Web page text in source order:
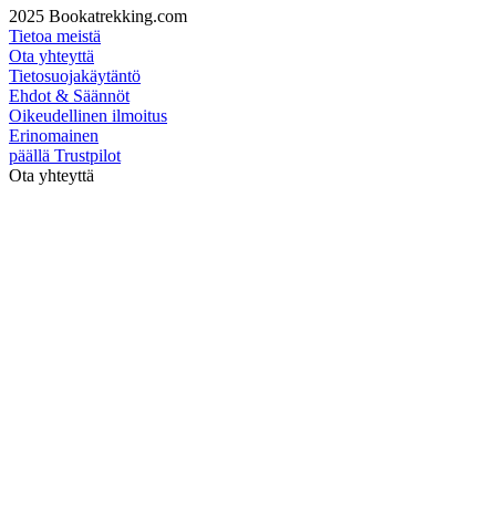
2025 Bookatrekking.com
Tietoa meistä
Ota yhteyttä
Tietosuojakäytäntö
Ehdot & Säännöt
Oikeudellinen ilmoitus
Erinomainen
päällä Trustpilot
Ota yhteyttä